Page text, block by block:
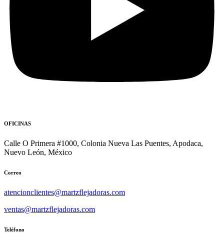
OFICINAS
Calle O Primera #1000, Colonia Nueva Las Puentes, Apodaca,
Nuevo León, México
Correo
atencionclientes@martzflejadoras.com
ventas@martzflejadoras.com
Teléfono